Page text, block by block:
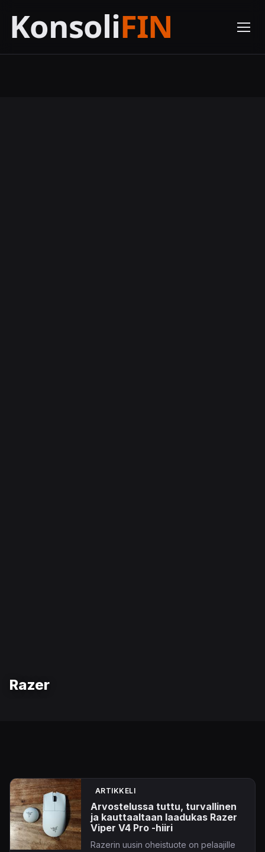
Razer
ARTIKKELI
Arvostelussa tuttu, turvallinen
ja kauttaaltaan laadukas Razer
Viper V4 Pro -hiiri
Razerin uusin oheistuote on pelaajille